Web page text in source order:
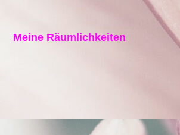
Meine Räumlichkeiten